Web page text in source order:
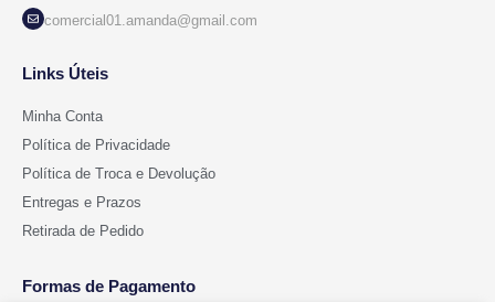
comercial01.amanda@gmail.com
Links Úteis
Minha Conta
Política de Privacidade
Política de Troca e Devolução
Entregas e Prazos
Retirada de Pedido
Formas de Pagamento